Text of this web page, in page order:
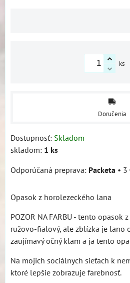
ks
Doručenia
Dostupnosť: Skladom
skladom: 1 ks
Packeta • 3
Opasok z horolezeckého lana
POZOR NA FARBU - tento opasok
ružovo-fialový, ale zblízka je lano
zaujímavý očný klam a ja tento
Na mojich sociálnych sieťach k
ktoré lepšie zobrazuje farebnosť.